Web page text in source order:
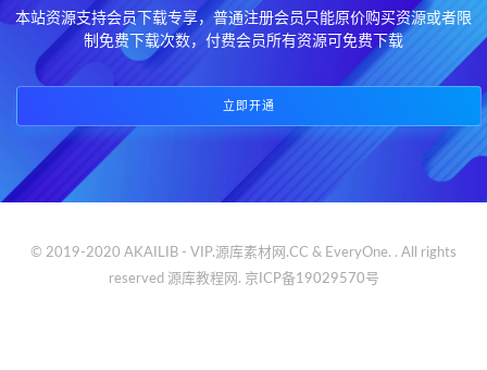
本站资源支持会员下载专享，普通注册会员只能原价购买资源或者限
制免费下载次数，付费会员所有资源可免费下载
立即开通
© 2019-2020 AKAILIB - VIP.源库素材网.CC & EveryOne. . All rights
reserved 源库教程网. 京ICP备19029570号